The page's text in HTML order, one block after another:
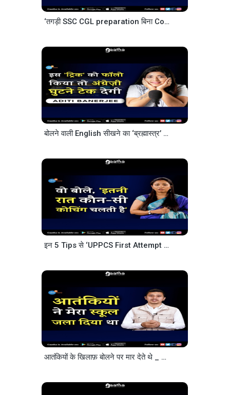
‘तगड़ी SSC CGL preparation बिना Coaching’ ऐसे होगी
बोलने वाली English सीखने का ‘ब्रह्मास्त्र’
इन 5 Tips से ‘UPPCS First Attempt में Crack किया’
आतंकियों के खिलाफ़ बोलने पर मार देते थे _ Mehraaj Malik _ Josh Talks Hindi